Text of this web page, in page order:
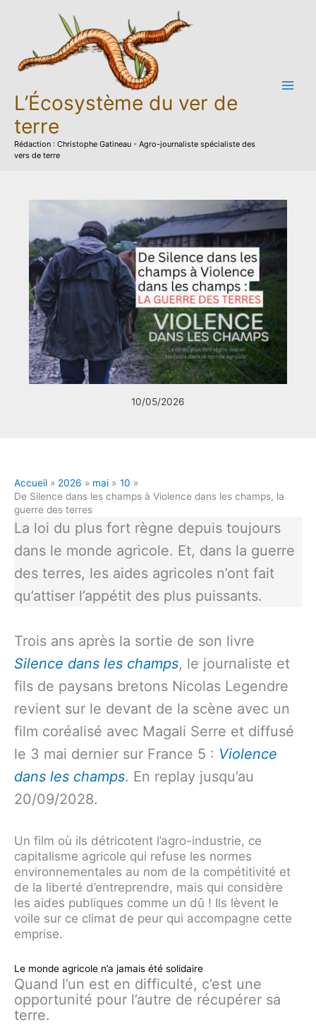
L’Écosystème du ver de
terre
Rédaction : Christophe Gatineau - Agro-journaliste spécialiste des
vers de terre
10/05/2026
Accueil 2026 mai
10
De Silence dans les champs à Violence dans les champs, la
guerre des terres
La loi du plus fort règne depuis toujours
dans le monde agricole. Et, dans la guerre
des terres, les aides agricoles n’ont fait
qu’attiser l’appétit des plus puissants.
Trois ans après la sortie de son livre
Silence dans les champs, le journaliste et
fils de paysans bretons Nicolas Legendre
revient sur le devant de la scène avec un
film coréalisé avec Magali Serre et diffusé
le 3 mai dernier sur France 5 : Violence
dans les champs. En replay jusqu’au
20/09/2028.
Un film où ils détricotent l’agro-industrie, ce
capitalisme agricole qui refuse les normes
environnementales au nom de la compétitivité et
de la liberté d’entreprendre, mais qui considère
les aides publiques comme un dû ! Ils lèvent le
voile sur ce climat de peur qui accompagne cette
emprise.
Le monde agricole n’a jamais été solidaire
Quand l’un est en difficulté, c’est une
opportunité pour l’autre de récupérer sa
terre.